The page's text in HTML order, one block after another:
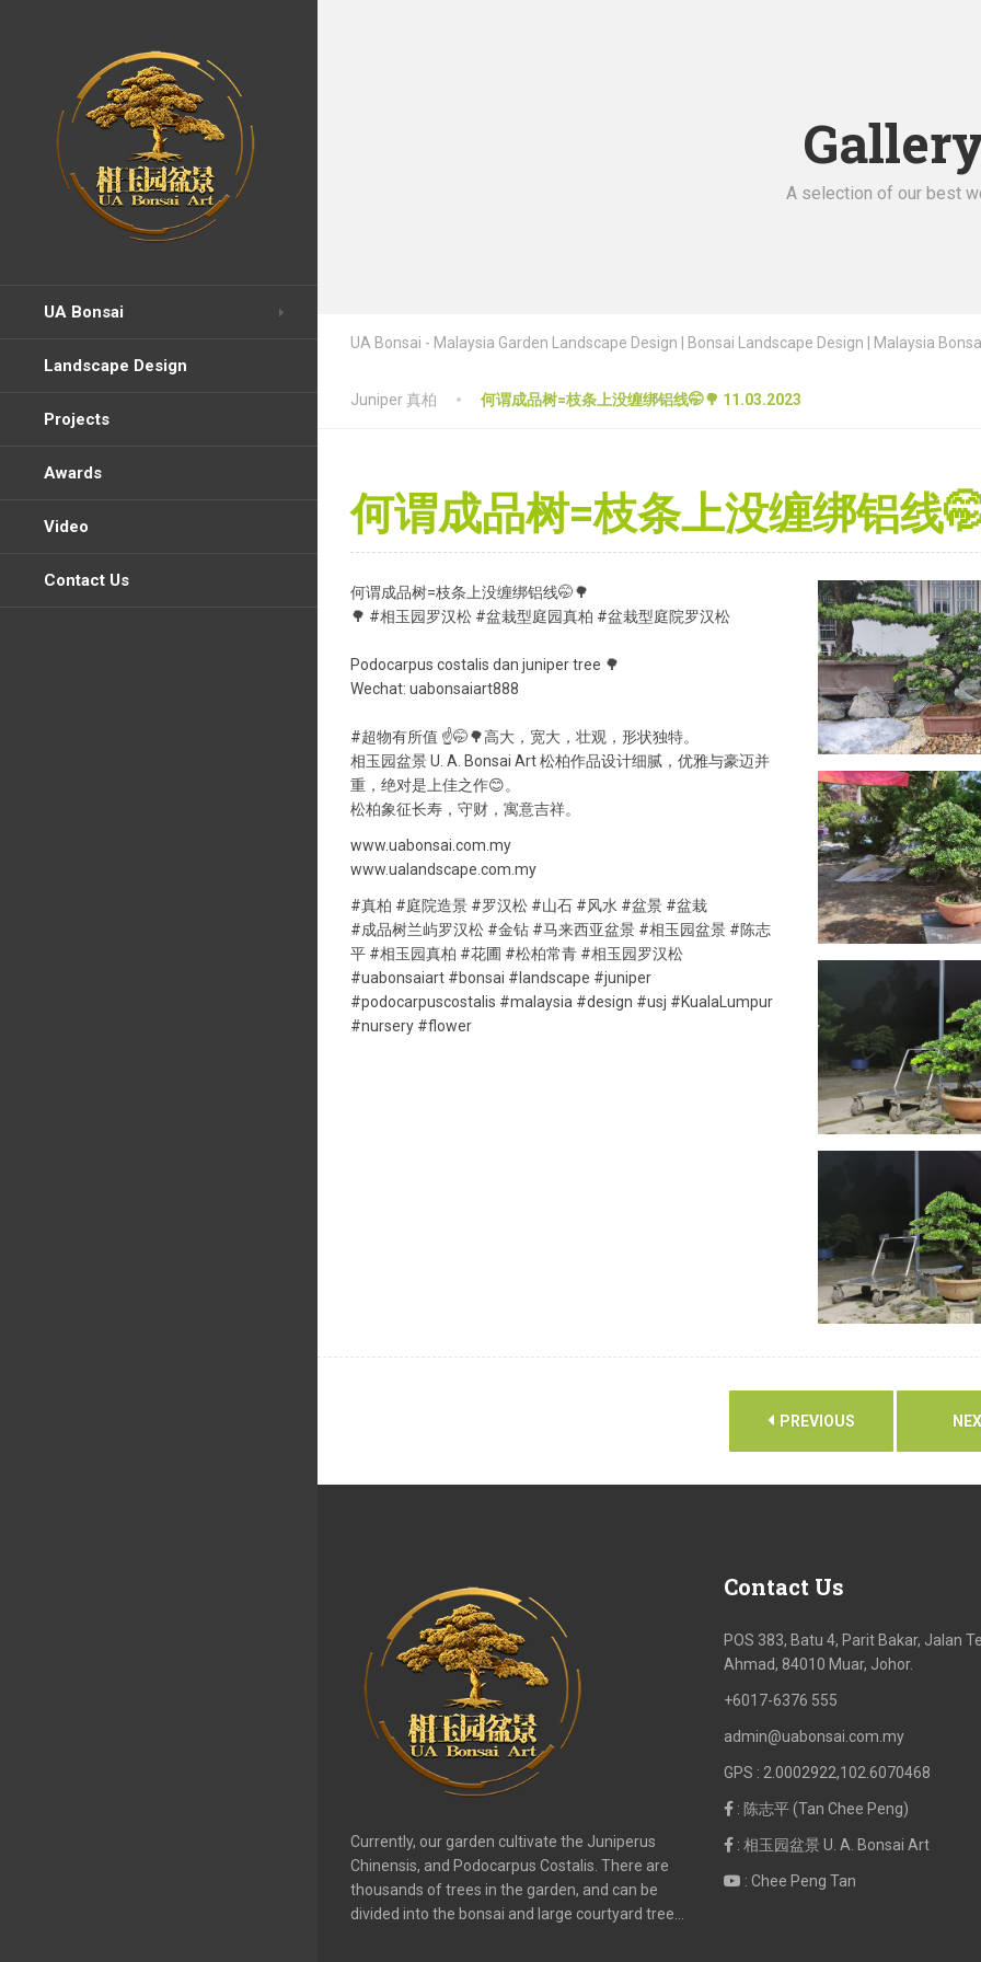
UA Bonsai
Landscape Design
Projects
Awards
Video
Contact Us
A selection of our best
UA Bonsai - Malaysia Garden Landscape Design | Bonsai Landscape Design | Malaysia
Juniper 真柏 何谓成品树=枝条上没缠绑铝线🤭🌳 11.03.2023
何谓成品树=枝条上没缠绑铝线
何谓成品树=枝条上没缠绑铝线🤭🌳
🌳 #相玉园罗汉松 #盆栽型庭园真柏 #盆栽型庭院罗汉松
Podocarpus costalis dan juniper tree 🌳
Wechat: uabonsaiart888
#超物有所值 ☝️🤭🌳高大，宽大，壮观，形状独特。
相玉园盆景 U. A. Bonsai Art 松柏作品设计细腻，优雅与豪迈并
重，绝对是上佳之作😊。
松柏象征长寿，守财，寓意吉祥。
www.uabonsai.com.my
www.ualandscape.com.my
#真柏 #庭院造景 #罗汉松 #山石 #风水 #盆景 #盆栽
#成品树兰屿罗汉松 #金钻 #马来西亚盆景 #相玉园盆景 #陈志
平 #相玉园真柏 #花圃 #松柏常青 #相玉园罗汉松
#uabonsaiart #bonsai #landscape #juniper
#podocarpuscostalis #malaysia #design #usj #KualaLumpur
#nursery #flower
PREVIOUS
Currently, our garden cultivate the Juniperus
Chinensis, and Podocarpus Costalis. There are
thousands of trees in the garden, and can be
divided into the bonsai and large courtyard tree…
Contact Us
POS 383, Batu 4, Parit Bakar, Jalan
Ahmad, 84010 Muar, Johor.
+6017-6376 555
admin@uabonsai.com.my
GPS : 2.0002922,102.6070468
: 陈志平 (Tan Chee Peng)
: 相玉园盆景 U. A. Bonsai Art
: Chee Peng Tan